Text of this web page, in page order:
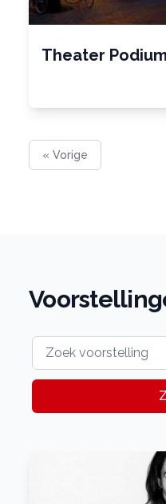
Theater
« Vorige